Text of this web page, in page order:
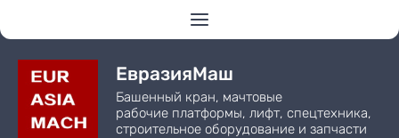
ЕвразияМаш
Башенный кран, мачтовые
рабочие платформы, лифт, спецтехника,
строительное оборудование и запчасти